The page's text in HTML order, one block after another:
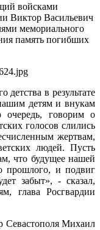
войсками
Виктор Васильевич
мемориального
память погибших
детства в результате
детям и внукам
очередь, говорим о
голосов слились
жертвам,
людей. Пусть
что будущее нашей
прошлого, и подвиг
забыт», - сказал,
глава Росгвардии
Севастополя Михаил